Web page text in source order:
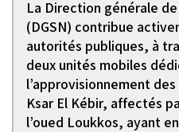
La Direction générale
(DGSN) contribue
autorités publiques, à
deux unités mobiles
l’approvisionnement
Ksar El Kébir, affectés
l’oued Loukkos, ayant